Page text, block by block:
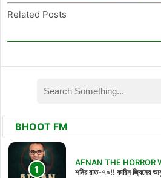
Related Posts
BHOOT FM
AFNAN THE HORROR
শনির রাত-৭০!! কারিন জ্বিনের